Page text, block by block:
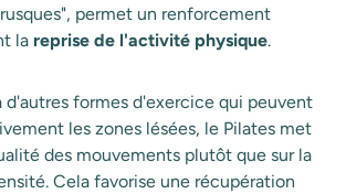
permet un renforcement
la reprise de l'activité physique.
d'autres formes d'exercice qui peuvent
les zones lésées, le Pilates met
des mouvements plutôt que sur la
Cela favorise une récupération